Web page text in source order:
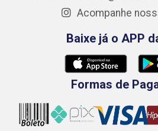
Acompanhe
Baixe já o APP
Formas de